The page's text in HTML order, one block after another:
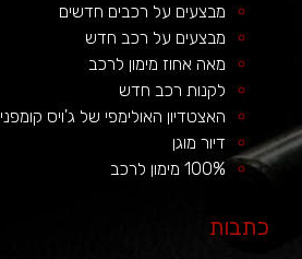
מבצעים על רכבים חדשים
מבצעים על רכב חדש
מאה אחוז מימון לרכב
לקנות רכב חדש
האצטדיון האולימפי של ג'ויס קומפני
דיור מוגן
100% מימון לרכב
כתבות